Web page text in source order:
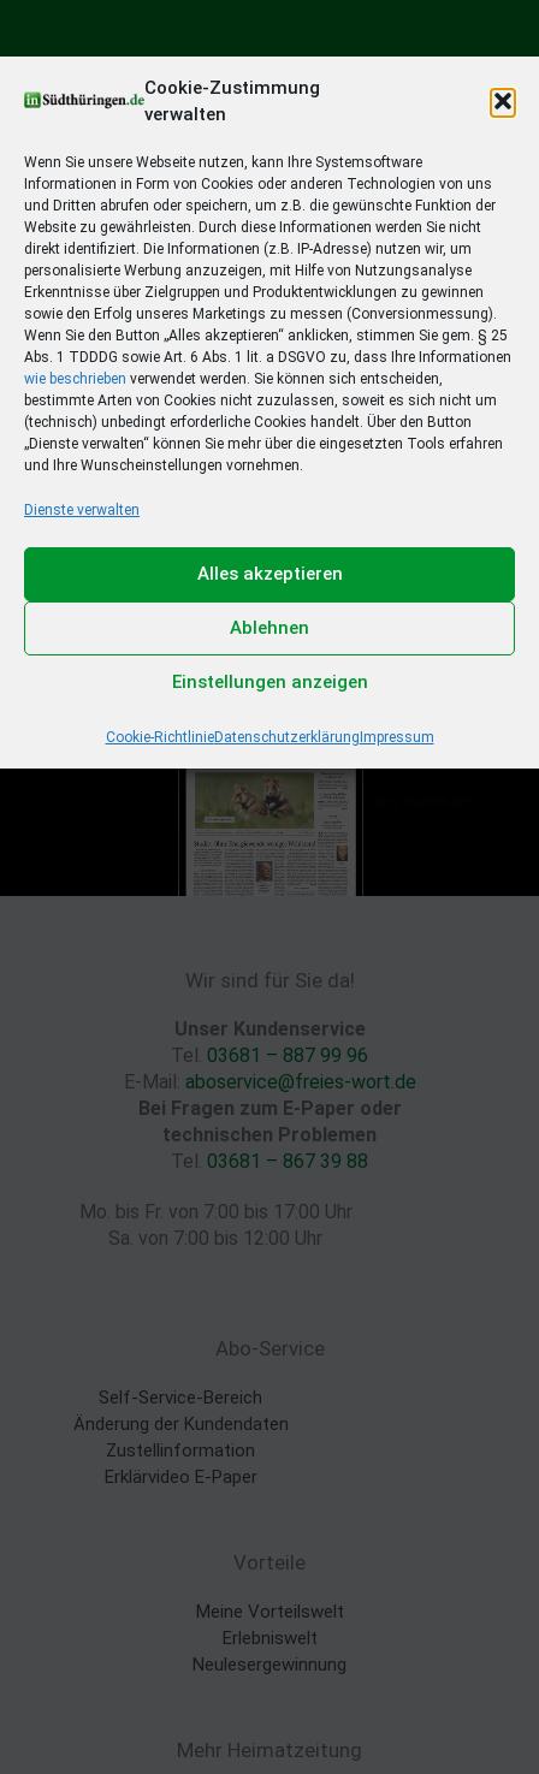
Cookie-Zustimmung
verwalten
Wenn Sie unsere Webseite nutzen, kann Ihre Systemsoftware
Informationen in Form von Cookies oder anderen Technologien von uns
und Dritten abrufen oder speichern, um z.B. die gewünschte Funktion der
Website zu gewährleisten. Durch diese Informationen werden Sie nicht
direkt identifiziert. Die Informationen (z.B. IP-Adresse) nutzen wir, um
personalisierte Werbung anzuzeigen, mit Hilfe von Nutzungsanalyse
Erkenntnisse über Zielgruppen und Produktentwicklungen zu gewinnen
sowie den Erfolg unseres Marketings zu messen (Conversionmessung).
Wenn Sie den Button „Alles akzeptieren“ anklicken, stimmen Sie gem. § 25
Abs. 1 TDDDG sowie Art. 6 Abs. 1 lit. a DSGVO zu, dass Ihre Informationen
wie beschrieben verwendet werden. Sie können sich entscheiden,
bestimmte Arten von Cookies nicht zuzulassen, soweit es sich nicht um
(technisch) unbedingt erforderliche Cookies handelt. Über den Button
„Dienste verwalten“ können Sie mehr über die eingesetzten Tools erfahren
und Ihre Wunscheinstellungen vornehmen.
Dienste verwalten
Alles akzeptieren
Ablehnen
Einstellungen anzeigen
Cookie-RichtlinieDatenschutzerklärungImpressum
Ihr Sommer – Ihr Abo –
Ihr Gewinn
Jetzt zum Sonderpreis lesen und eine 3-tägige
Sommerreise gewinnen!
Zum Deal
Wir sind für Sie da!
Unser Kundenservice
Tel. 03681 – 887 99 96
E-Mail: aboservice@freies-wort.de
Bei Fragen zum E-Paper oder
technischen Problemen
Tel. 03681 – 867 39 88
Mo. bis Fr. von 7:00 bis 17:00 Uhr
Sa. von 7:00 bis 12:00 Uhr
Abo-Service
Self-Service-Bereich
Änderung der Kundendaten
Zustellinformation
Erklärvideo E-Paper
Vorteile
Meine Vorteilswelt
Erlebniswelt
Neulesergewinnung
Mehr Heimatzeitung